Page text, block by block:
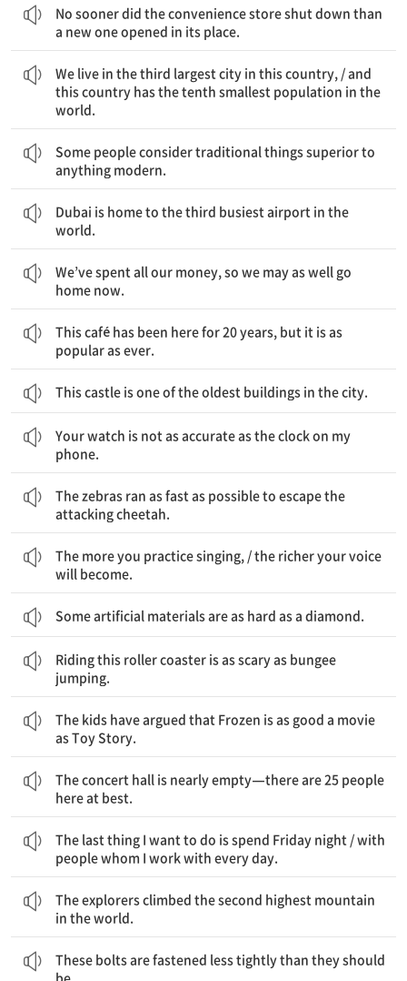
No sooner did the convenience store shut down than
a new one opened in its place.
We live in the third largest city in this country, / and
this country has the tenth smallest population in the
world.
Some people consider traditional things superior to
anything modern.
Dubai is home to the third busiest airport in the
world.
We’ve spent all our money, so we may as well go
home now.
This café has been here for 20 years, but it is as
popular as ever.
This castle is one of the oldest buildings in the city.
Your watch is not as accurate as the clock on my
phone.
The zebras ran as fast as possible to escape the
attacking cheetah.
The more you practice singing, / the richer your voice
will become.
Some artificial materials are as hard as a diamond.
Riding this roller coaster is as scary as bungee
jumping.
The kids have argued that Frozen is as good a movie
as Toy Story.
The concert hall is nearly empty—there are 25 people
here at best.
The last thing I want to do is spend Friday night / with
people whom I work with every day.
The explorers climbed the second highest mountain
in the world.
These bolts are fastened less tightly than they should
be.